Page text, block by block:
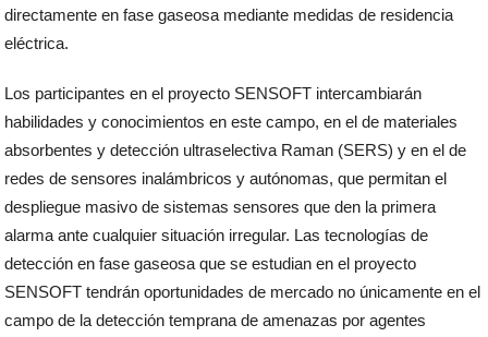
directamente en fase gaseosa mediante medidas de residencia
eléctrica.
Los participantes en el proyecto SENSOFT intercambiarán
habilidades y conocimientos en este campo, en el de materiales
absorbentes y detección ultraselectiva Raman (SERS) y en el de
redes de sensores inalámbricos y autónomas, que permitan el
despliegue masivo de sistemas sensores que den la primera
alarma ante cualquier situación irregular. Las tecnologías de
detección en fase gaseosa que se estudian en el proyecto
SENSOFT tendrán oportunidades de mercado no únicamente en el
campo de la detección temprana de amenazas por agentes